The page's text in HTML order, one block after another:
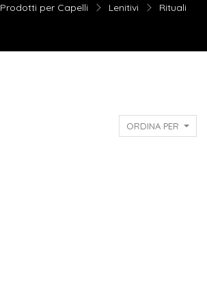
Prodotti per Capelli Lenitivi Rituali
ORDINA PER